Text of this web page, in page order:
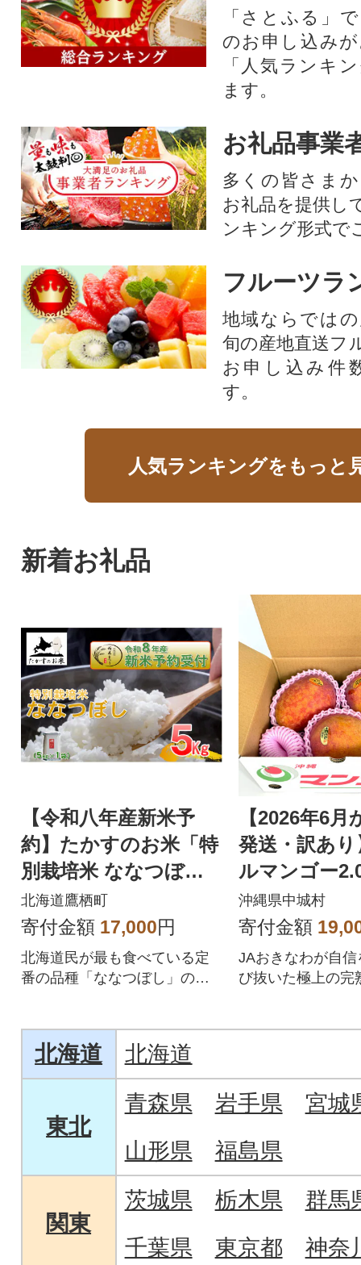
「さとふる」
のお申し込み
「人気ランキ
ます。
お礼品事業
多くの皆さま
お礼品を提供し
ンキング形式で
フルーツラ
地域ならでは
旬の産地直送フ
お申し込み件
す。
人気ランキングをもっと
新着お礼品
【令和八年産新米予
約】たかすのお米「特
別栽培米 ななつぼ
し」真空パック 5kg
(精白米)
北海道鷹栖町
寄付金額 17,000円
北海道民が最も食べている定
番の品種「ななつぼし」の特
【2026年6月
発送・訳あ
ルマンゴー
玉)
沖縄県中城村
寄付金額
JAおきなわが自信
び抜いた極上の完
北海道 北海道
東北
青森県 岩手県
宮城
山形県
福島県
関東
茨城県 栃木県
群馬
千葉県
東京都 神奈